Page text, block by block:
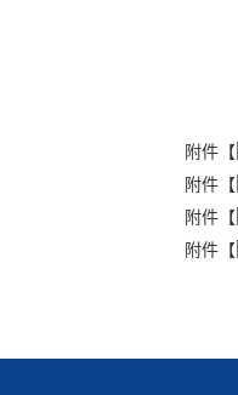
附件【
附件【
附件【
附件【